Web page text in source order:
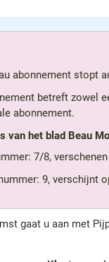
abonnement stopt
betreft zowel
abonnement.
van het blad Beau
7/8,
9, verschijnt
gaat u aan met